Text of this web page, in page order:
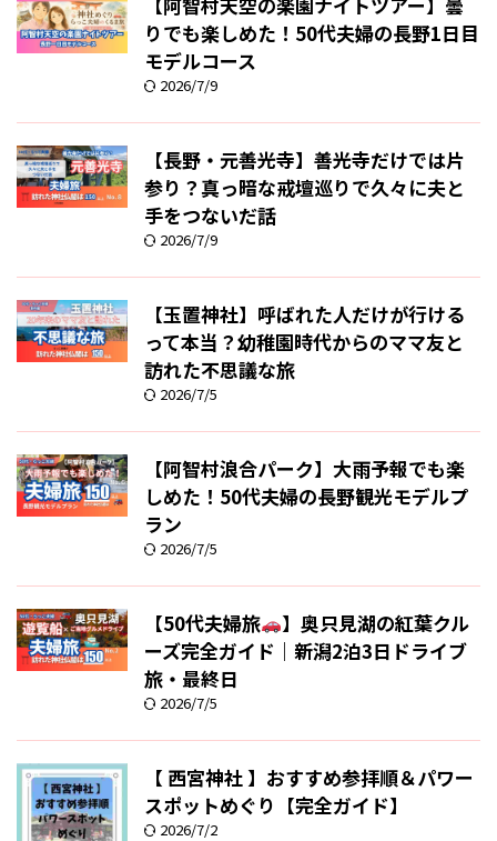
りでも楽しめた！50代夫婦の長野1日目
モデルコース
2026/7/9
【長野・元善光寺】善光寺だけでは片
参り？真っ暗な戒壇巡りで久々に夫と
手をつないだ話
2026/7/9
【玉置神社】呼ばれた人だけが行ける
って本当？幼稚園時代からのママ友と
訪れた不思議な旅
2026/7/5
【阿智村浪合パーク】大雨予報でも楽
しめた！50代夫婦の長野観光モデルプ
ラン
2026/7/5
【50代夫婦旅
】奥只見湖の紅葉クル
ーズ完全ガイド｜新潟2泊3日ドライブ
旅・最終日
2026/7/5
【 西宮神社 】おすすめ参拝順＆パワー
スポットめぐり【完全ガイド】
2026/7/2